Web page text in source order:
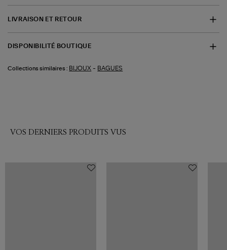
LIVRAISON ET RETOUR
DISPONIBILITÉ BOUTIQUE
Collections similaires : BIJOUX - BAGUES
VOS DERNIERS PRODUITS VUS